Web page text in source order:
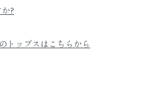
?
ップスはこちらから